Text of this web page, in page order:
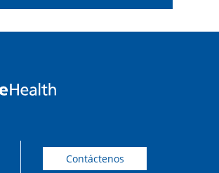
Contáctenos